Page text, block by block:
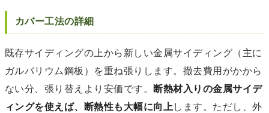
カバー工法の詳細
既存サイディングの上から新しい金属サイディング（主に
ガルバリウム鋼板）を重ね張りします。撤去費用がかから
ない分、張り替えより安価です。断熱材入りの金属サイデ
ィングを使えば、断熱性も大幅に向上 します。ただし、外